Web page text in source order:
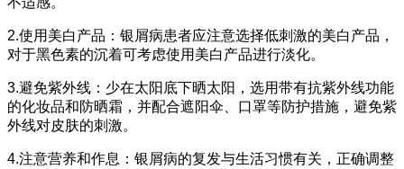
2.使用美白产品：银屑病患者应注意选择低刺激的美白产品，
对于黑色素的沉着可考虑使用美白产品进行淡化。
3.避免紫外线：少在太阳底下晒太阳，选用带有抗紫外线功能
的化妆品和防晒霜，并配合遮阳伞、口罩等防护措施，避免紫
外线对皮肤的刺激。
4.注意营养和作息：银屑病的复发与生活习惯有关，正确调整